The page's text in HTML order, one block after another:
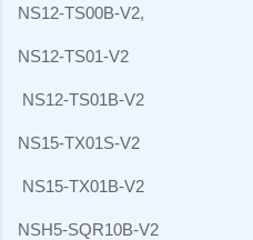
NS12-TS00B-V2,
NS12-TS01-V2
NS12-TS01B-V2
NS15-TX01S-V2
NS15-TX01B-V2
NSH5-SQR10B-V2